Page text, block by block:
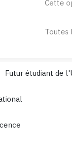
Cette
Toutes
Futur étudiant de